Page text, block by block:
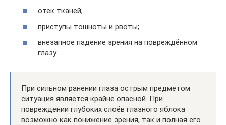
отёк тканей;
приступы тошноты и рвоты;
внезапное падение зрения на повреждённом
глазу.
При сильном ранении глаза острым предметом
ситуация является крайне опасной. При
повреждении глубоких слоёв глазного яблока
возможно как понижение зрения, так и полная его